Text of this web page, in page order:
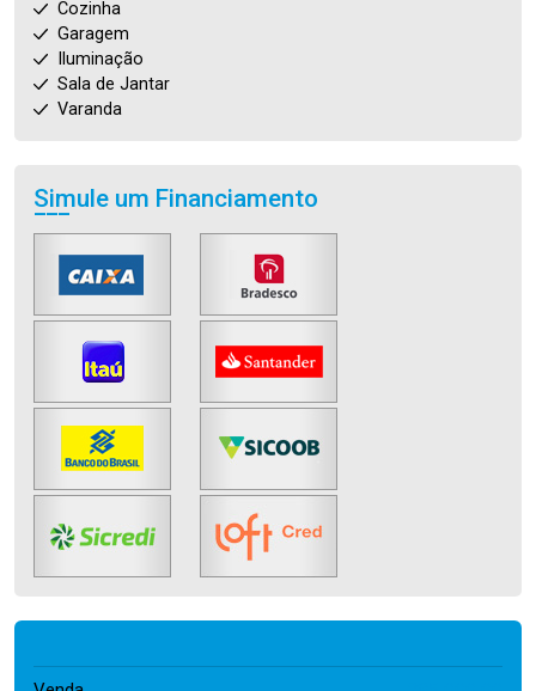
Cozinha
Garagem
Iluminação
Sala de Jantar
Varanda
Simule um Financiamento